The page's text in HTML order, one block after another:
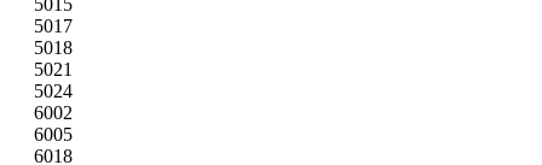
5015
5017
5018
5021
5024
6002
6005
6018